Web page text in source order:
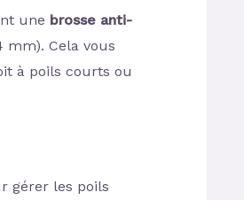
une brosse anti-
Cela vous
à poils courts ou
gérer les poils